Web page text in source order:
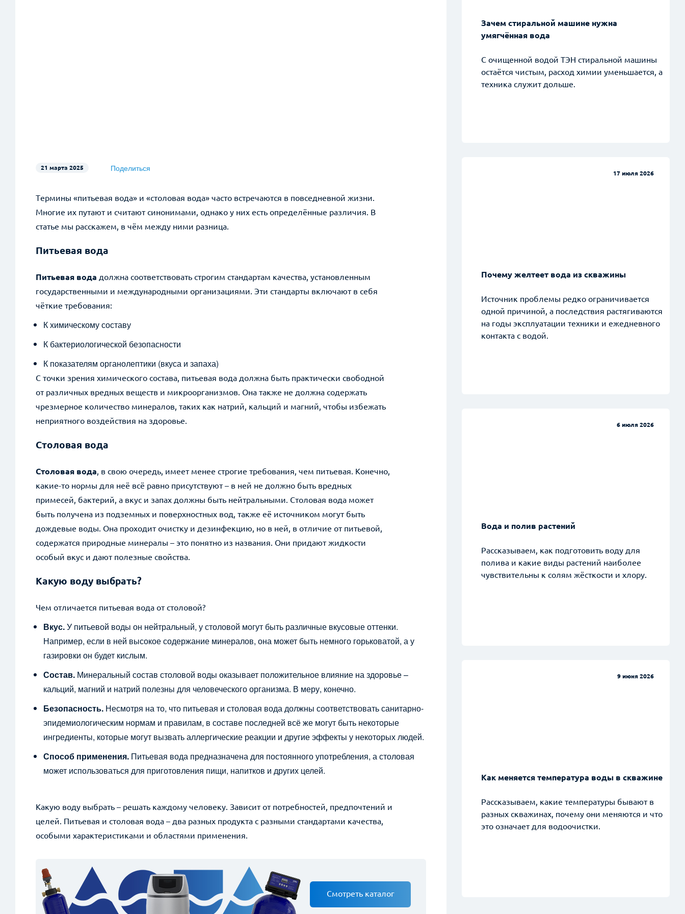
21 марта 2025
Поделиться
WhatsApp
Facebook
Термины «питьевая вода» и «столовая вода» часто встречаются в повседневной жизни.
Многие их путают и считают синонимами, однако у них есть определённые различия. В
статье мы расскажем, в чём между ними разница.
Питьевая вода
Питьевая вода должна соответствовать строгим стандартам качества, установленным
государственными и международными организациями. Эти стандарты включают в себя
чёткие требования:
К химическому составу
К бактериологической безопасности
К показателям органолептики (вкуса и запаха)
С точки зрения химического состава, питьевая вода должна быть практически свободной
от различных вредных веществ и микроорганизмов. Она также не должна содержать
чрезмерное количество минералов, таких как натрий, кальций и магний, чтобы избежать
неприятного воздействия на здоровье.
Столовая вода
Столовая вода, в свою очередь, имеет менее строгие требования, чем питьевая. Конечно,
какие-то нормы для неё всё равно присутствуют – в ней не должно быть вредных
примесей, бактерий, а вкус и запах должны быть нейтральными. Столовая вода может
быть получена из подземных и поверхностных вод, также её источником могут быть
дождевые воды. Она проходит очистку и дезинфекцию, но в ней, в отличие от питьевой,
содержатся природные минералы – это понятно из названия. Они придают жидкости
особый вкус и дают полезные свойства.
Какую воду выбрать?
Чем отличается питьевая вода от столовой?
Вкус.У питьевой воды он нейтральный, у столовой могут быть различные вкусовые оттенки.
Например, если в ней высокое содержание минералов, она может быть немного горьковатой, а у
газировки он будет кислым.
Состав. Минеральный состав столовой воды оказывает положительное влияние на здоровье –
кальций, магний и натрий полезны для человеческого организма. В меру, конечно.
Безопасность. Несмотря на то, что питьевая и столовая вода должны соответствовать санитарно-
эпидемиологическим нормам и правилам, в составе последней всё же могут быть некоторые
ингредиенты, которые могут вызвать аллергические реакции и другие эффекты у некоторых людей.
Способ применения. Питьевая вода предназначена для постоянного употребления, а столовая
может использоваться для приготовления пищи, напитков и других целей.
Какую воду выбрать – решать каждому человеку. Зависит от потребностей, предпочтений и
целей. Питьевая и столовая вода – два разных продукта с разными стандартами качества,
особыми характеристиками и областями применения.
Смотреть каталог
Зачем стиральной машине нужна
умягчённая вода
С очищенной водой ТЭН стиральной машины
остаётся чистым, расход химии уменьшается, а
техника служит дольше.
17 июля 2026
Почему желтеет вода из скважины
Источник проблемы редко ограничивается
одной причиной, а последствия растягиваются
на годы эксплуатации техники и ежедневного
контакта с водой.
6 июля 2026
Вода и полив растений
Рассказываем, как подготовить воду для
полива и какие виды растений наиболее
чувствительны к солям жёсткости и хлору.
9 июня 2026
Как меняется температура воды в скважине
Рассказываем, какие температуры бывают в
разных скважинах, почему они меняются и что
это означает для водоочистки.
Имя* Комментарии
Отправить заявку
Нажимая на кнопку, вы даёте согласие на обработку и защиту данных